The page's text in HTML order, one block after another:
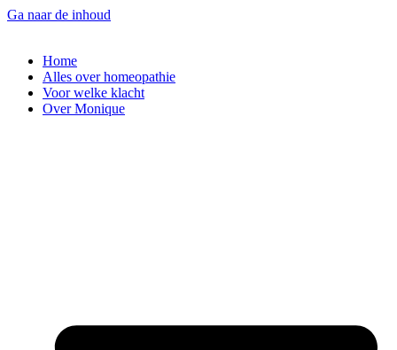
Ga naar de inhoud
Home
Alles over homeopathie
Voor welke klacht
Over Monique